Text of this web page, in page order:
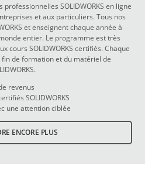
SOLIDWORKS en ligne
et aux particuliers. Tous nos
et enseignent chaque année à
entier. Le programme est très
cours SOLIDWORKS certifiés. Chaque
de formation et du matériel de
revenus
SOLIDWORKS
une attention ciblée
ENCORE PLUS